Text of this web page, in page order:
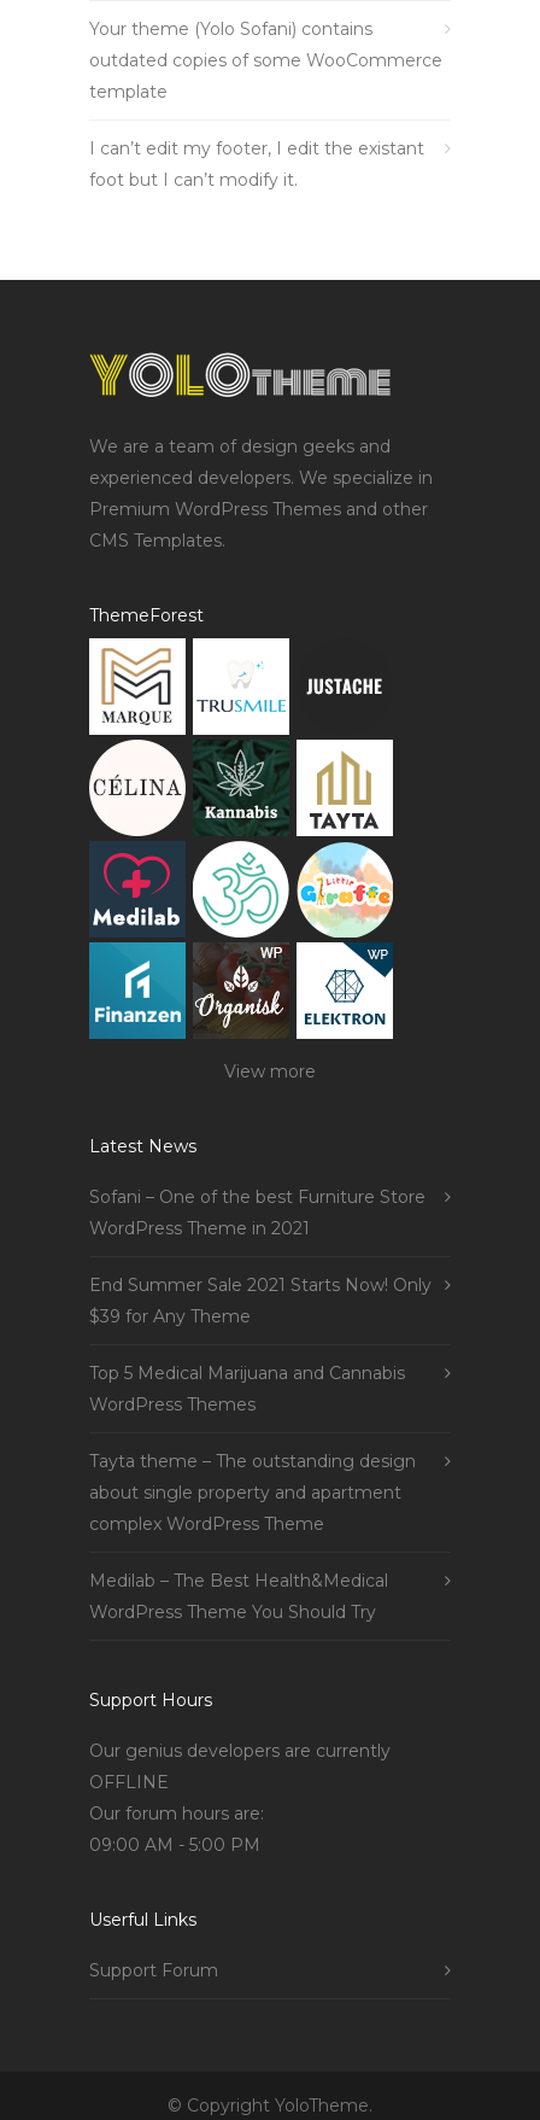
Your theme (Yolo Sofani) contains
outdated copies of some WooCommerce
template
I can’t edit my footer, I edit the existant
foot but I can’t modify it.
We are a team of design geeks and
experienced developers. We specialize in
Premium WordPress Themes and other
CMS Templates.
ThemeForest
View more
Latest News
Sofani – One of the best Furniture Store
WordPress Theme in 2021
End Summer Sale 2021 Starts Now! Only
$39 for Any Theme
Top 5 Medical Marijuana and Cannabis
WordPress Themes
Tayta theme – The outstanding design
about single property and apartment
complex WordPress Theme
Medilab – The Best Health&Medical
WordPress Theme You Should Try
Support Hours
Our genius developers are currently
OFFLINE
Our forum hours are:
09:00 AM - 5:00 PM
Userful Links
Support Forum
© Copyright YoloTheme.